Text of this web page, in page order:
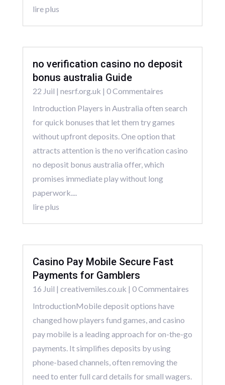
lire plus
no verification casino no deposit
bonus australia Guide
22 Juil | nesrf.org.uk | 0 Commentaires
Introduction Players in Australia often search
for quick bonuses that let them try games
without upfront deposits. One option that
attracts attention is the no verification casino
no deposit bonus australia offer, which
promises immediate play without long
paperwork....
lire plus
Casino Pay Mobile Secure Fast
Payments for Gamblers
16 Juil | creativemiles.co.uk | 0 Commentaires
IntroductionMobile deposit options have
changed how players fund games, and casino
pay mobile is a leading approach for on-the-go
payments. It simplifies deposits by using
phone-based channels, often removing the
need to enter full card details for small wagers.